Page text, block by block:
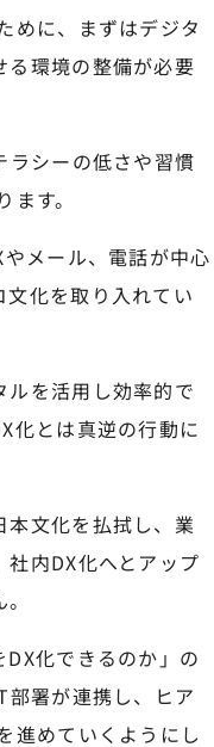
めに、まずはデジタ
る環境の整備が必要
ラシーの低さや習慣
す。
メール、電話が中心
化を取り入れてい
ルを活用し効率的で
化とは真逆の行動に
文化を払拭し、業
内DX化へとアップ
化できるのか」の
署が連携し、ヒア
進めていくようにし